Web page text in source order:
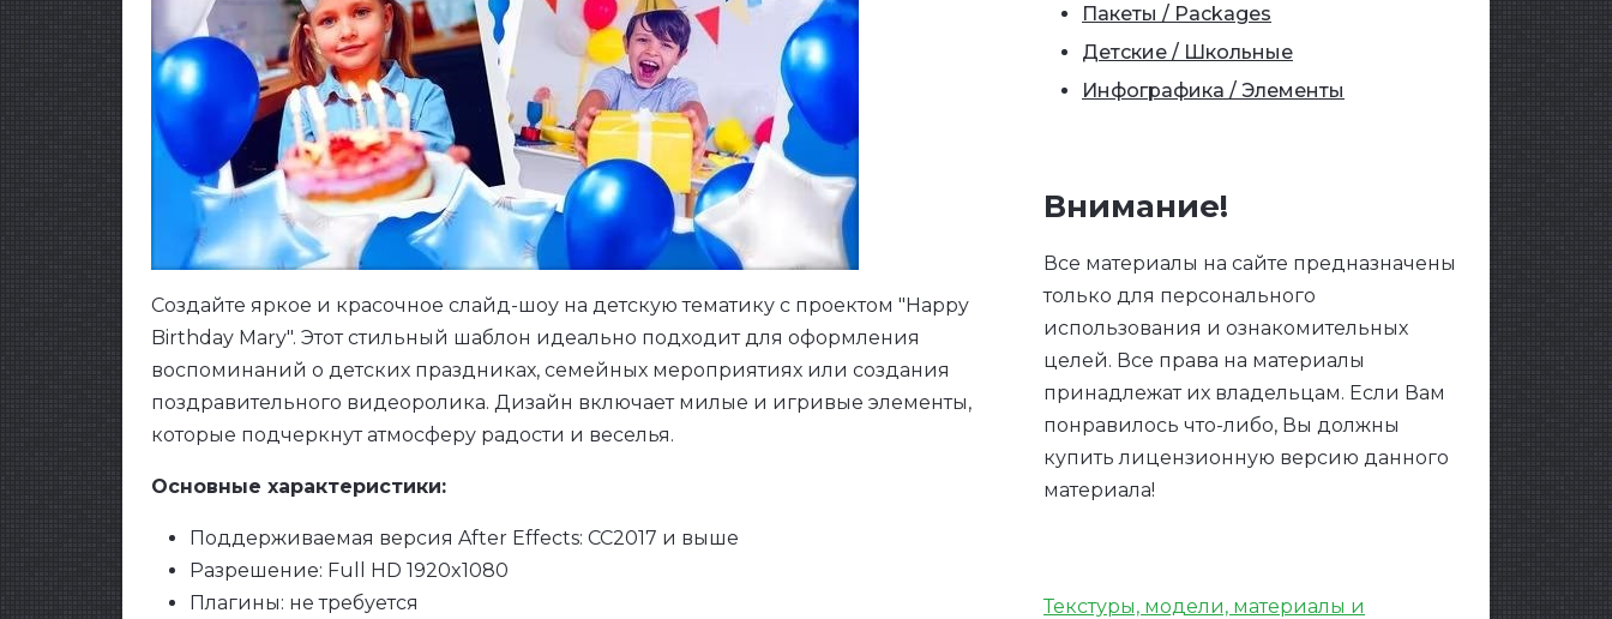
Создайте яркое и красочное слайд-шоу на детскую тематику с проектом "Happy
Birthday Mary". Этот стильный шаблон идеально подходит для оформления
воспоминаний о детских праздниках, семейных мероприятиях или создания
поздравительного видеоролика. Дизайн включает милые и игривые элементы,
которые подчеркнут атмосферу радости и веселья.
Основные характеристики:
Поддерживаемая версия After Effects: CC2017 и выше
Разрешение: Full HD 1920x1080
Плагины: не требуется
Пакеты / Packages
Детские / Школьные
Инфографика / Элементы
Внимание!
Все материалы на сайте предназначены
только для персонального
использования и ознакомительных
целей. Все права на материалы
принадлежат их владельцам. Если Вам
понравилось что-либо, Вы должны
купить лицензионную версию данного
материала!
Текстуры, модели, материалы и